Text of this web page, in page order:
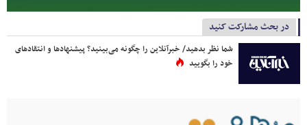
در بحث مشارکت کنید
شما نظر بدهید/ خبرآنلاین را چگونه می‌بینید؟ پیشنهادها و انتقادهای
خود را بگویید